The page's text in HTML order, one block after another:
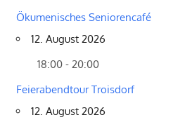
Ökumenisches Seniorencafé
12. August 2026
18:00 - 20:00
Feierabendtour Troisdorf
12. August 2026